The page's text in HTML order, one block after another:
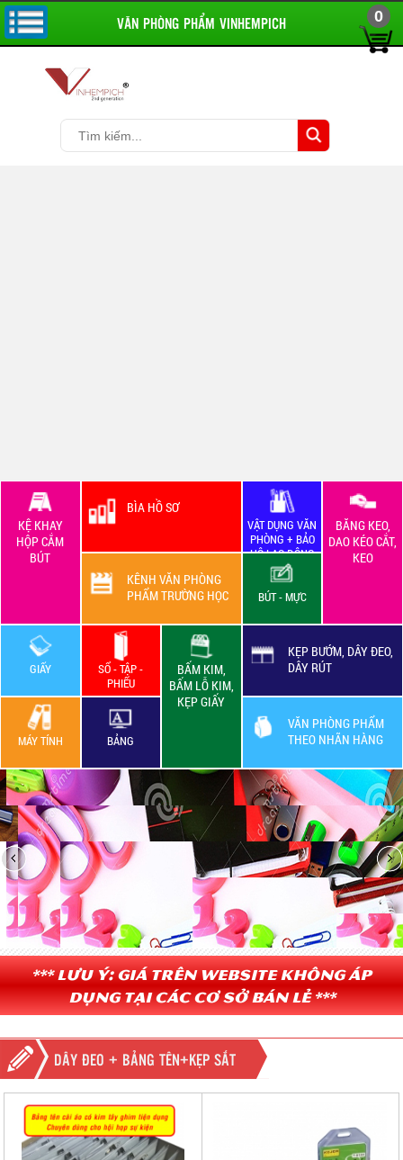
VĂN PHÒNG PHẨM VINHEMPICH
KỆ KHAY
HỘP CẮM
BÚT
BÌA HỒ SƠ
VẬT DỤNG VĂN
PHÒNG + BẢO
HỘ LAO ĐỘNG
BĂNG KEO,
DAO KÉO CẮT,
KEO
KÊNH VĂN PHÒNG
PHẨM TRƯỜNG HỌC
BÚT - MỰC
GIẤY
SỔ - TẬP -
PHIẾU
BẤM KIM,
BẤM LỖ KIM,
KẸP GIẤY
KẸP BƯỚM, DÂY ĐEO,
DÂY RÚT
VĂN PHÒNG PHẨM
THEO NHÃN HÀNG
MÁY TÍNH BẢNG
*** Lưu ý: Giá trên website không áp
dụng tại các cơ sở bán lẻ ***
DÂY ĐEO + BẢNG TÊN+KẸP SẮT
0